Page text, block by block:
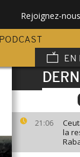
Rejoignez-nous
PODCAST
EN
21:06
la